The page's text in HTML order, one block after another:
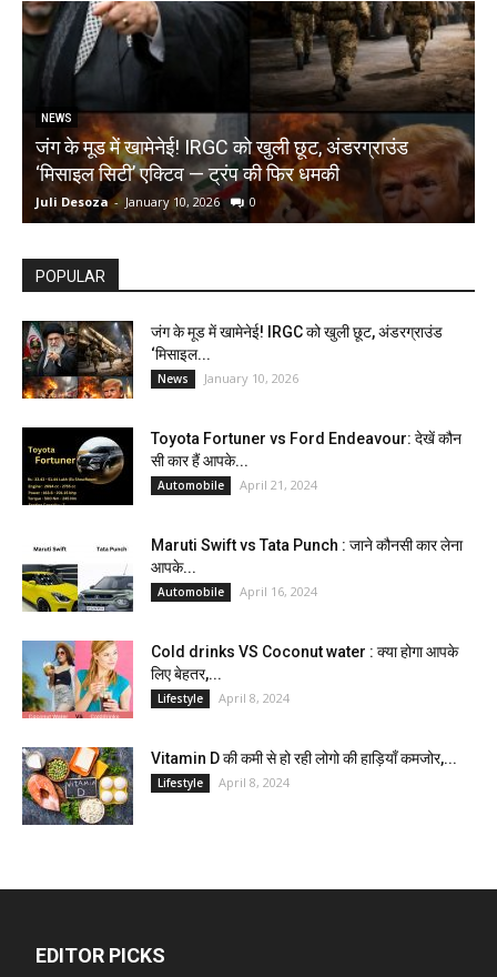
NEWS
जंग के मूड में खामेनेई! IRGC को खुली छूट, अंडरग्राउंड
‘मिसाइल सिटी’ एक्टिव — ट्रंप की फिर धमकी
Juli Desoza - January 10, 2026 0
POPULAR
जंग के मूड में खामेनेई! IRGC को खुली छूट, अंडरग्राउंड
‘मिसाइल...
News January 10, 2026
Toyota Fortuner vs Ford Endeavour: देखें कौन
सी कार हैं आपके...
Automobile April 21, 2024
Maruti Swift vs Tata Punch : जाने कौनसी कार लेना
आपके...
Automobile April 16, 2024
Cold drinks VS Coconut water : क्या होगा आपके
लिए बेहतर,...
Lifestyle April 8, 2024
Vitamin D की कमी से हो रही लोगो की हाड़ियाँ कमजोर,...
Lifestyle April 8, 2024
EDITOR PICKS